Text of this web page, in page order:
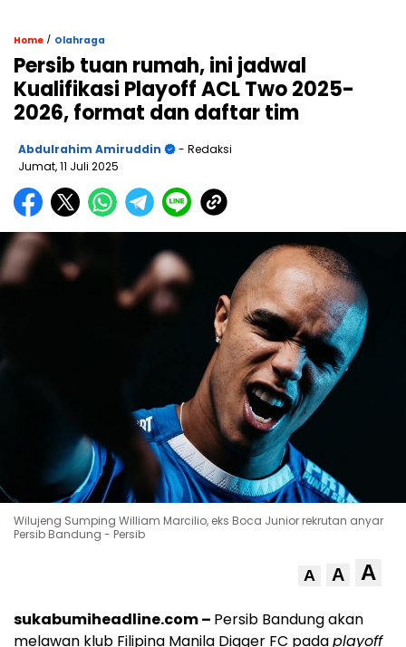
Home / Olahraga
Persib tuan rumah, ini jadwal
Kualifikasi Playoff ACL Two 2025-
2026, format dan daftar tim
Abdulrahim Amiruddin
- Redaksi
Jumat, 11 Juli 2025
Wilujeng Sumping William Marcilio, eks Boca Junior rekrutan anyar
Persib Bandung - Persib
A A A
sukabumiheadline.com – Persib Bandung akan
melawan klub Filipina Manila Digger FC padaplayoff